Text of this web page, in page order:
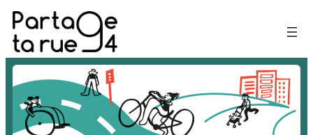
Aller
au
contenu